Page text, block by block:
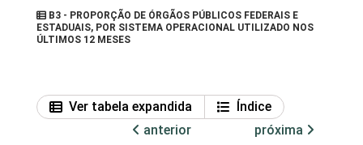
B3 - PROPORÇÃO DE ÓRGÃOS PÚBLICOS FEDERAIS E
ESTADUAIS, POR SISTEMA OPERACIONAL UTILIZADO NOS
ÚLTIMOS 12 MESES
Ver tabela expandida
Índice
anterior
próxima